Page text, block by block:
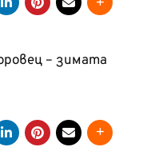
– зимата